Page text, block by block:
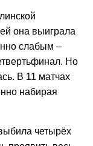
она выиграла
слабым –
Но
В 11 матчах
набирая
четырёх